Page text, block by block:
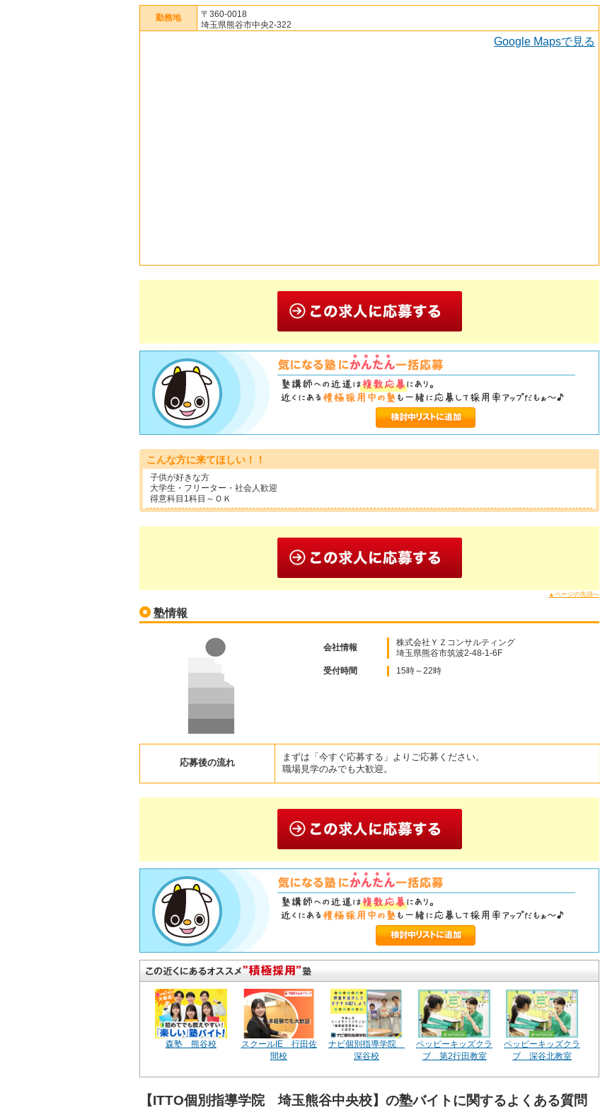
勤務地
〒360-0018
埼玉県熊谷市中央2-322
Google Mapsで見る
こんな方に来てほしい！！
子供が好きな方
大学生・フリーター・社会人歓迎
得意科目1科目～ＯＫ
▲ページの先頭へ
塾情報
会社情報
株式会社ＹＺコンサルティング
埼玉県熊谷市筑波2-48-1-6F
受付時間 15時～22時
応募後の流れ
まずは「今すぐ応募する」よりご応募ください。
職場見学のみでも大歓迎。
森塾 熊谷校
スクールIE 行田佐
間校
ナビ個別指導学院
深谷校
ペッピーキッズクラ
ブ 第2行田教室
ペッピーキッズクラ
ブ 深谷北教室
【ITTO個別指導学院 埼玉熊谷中央校】の塾バイトに関するよくある質問